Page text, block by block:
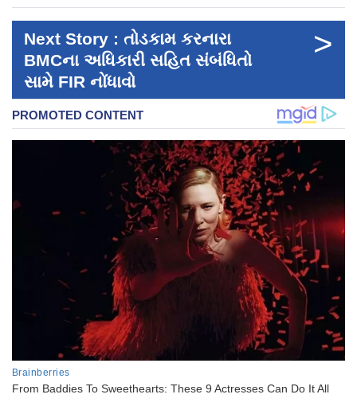
Next Story : તોડકામ કરનારા
BMCના અધિકારી સહિત સંબંધિતો
સામે FIR નોંધાવો
>